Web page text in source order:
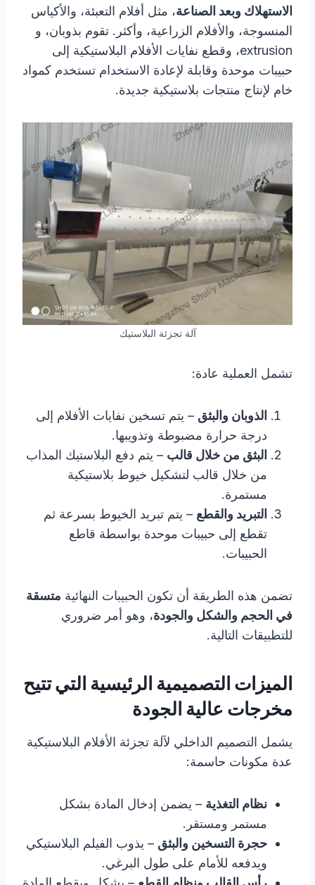
الاستهلاك وبعد الصناعة، مثل أفلام التعبئة، والأكياس
المنسوجة، والأفلام الزراعية، وأكثر. تقوم بذوبان، و
extrusion، وقطع نفايات الأفلام البلاستيكية إلى
حبيبات موحدة وقابلة لإعادة الاستخدام تستخدم كمواد
خام لإنتاج منتجات بلاستيكية جديدة.
آلة تجزئة البلاستيك
تشمل العملية عادة:
الذوبان والبثق – يتم تسخين نفايات الأفلام إلى
درجة حرارة مضبوطة وتذويبها.
البثق من خلال قالب – يتم دفع البلاستيك المذاب
من خلال قالب لتشكيل خيوط بلاستيكية
مستمرة.
التبريد والقطع – يتم تبريد الخيوط بسرعة ثم
تقطع إلى حبيبات موحدة بواسطة قاطع
الحبيبات.
تضمن هذه الطريقة أن تكون الحبيبات النهائية متسقة
في الحجم والشكل والجودة، وهو أمر ضروري
للتطبيقات التالية.
الميزات التصميمية الرئيسية التي تتيح
مخرجات عالية الجودة
يشمل التصميم الداخلي لآلة تجزئة الأفلام البلاستيكية
عدة مكونات حاسمة:
نظام التغذية – يضمن إدخال المادة بشكل
مستمر ومستقر.
حجرة التسخين والبثق – يذوب الفيلم البلاستيكي
ويدفعه للأمام على طول البرغي.